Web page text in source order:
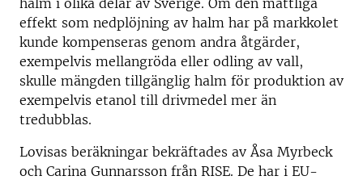
halm i olika delar av Sverige. Om den måttliga
effekt som nedplöjning av halm har på markkolet
kunde kompenseras genom andra åtgärder,
exempelvis mellangröda eller odling av vall,
skulle mängden tillgänglig halm för produktion av
exempelvis etanol till drivmedel mer än
tredubblas.
Lovisas beräkningar bekräftades av Åsa Myrbeck
och Carina Gunnarsson från RISE. De har i EU-